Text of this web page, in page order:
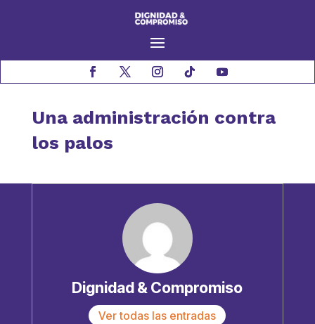
Una administración contra
los palos
Dignidad & Compromiso
Ver todas las entradas